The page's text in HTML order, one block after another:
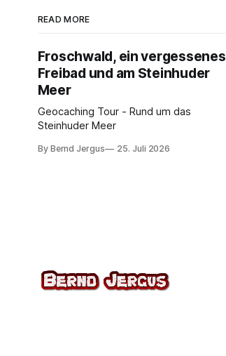
READ MORE
Froschwald, ein vergessenes
Freibad und am Steinhuder
Meer
Geocaching Tour - Rund um das
Steinhuder Meer
By Bernd Jergus 25. Juli 2026